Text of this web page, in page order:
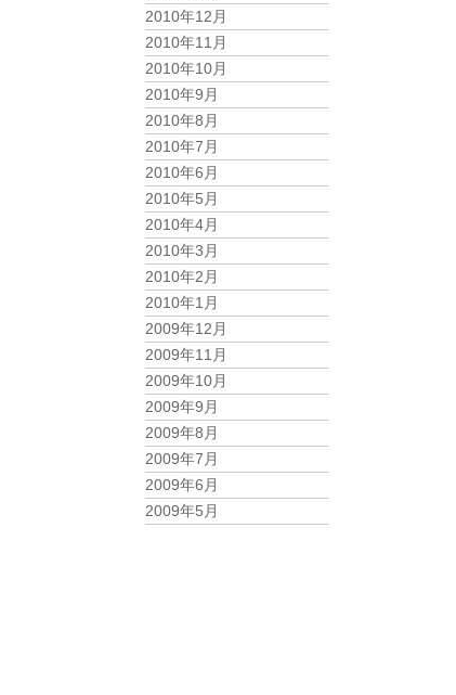
2010年12月
2010年11月
2010年10月
2010年9月
2010年8月
2010年7月
2010年6月
2010年5月
2010年4月
2010年3月
2010年2月
2010年1月
2009年12月
2009年11月
2009年10月
2009年9月
2009年8月
2009年7月
2009年6月
2009年5月